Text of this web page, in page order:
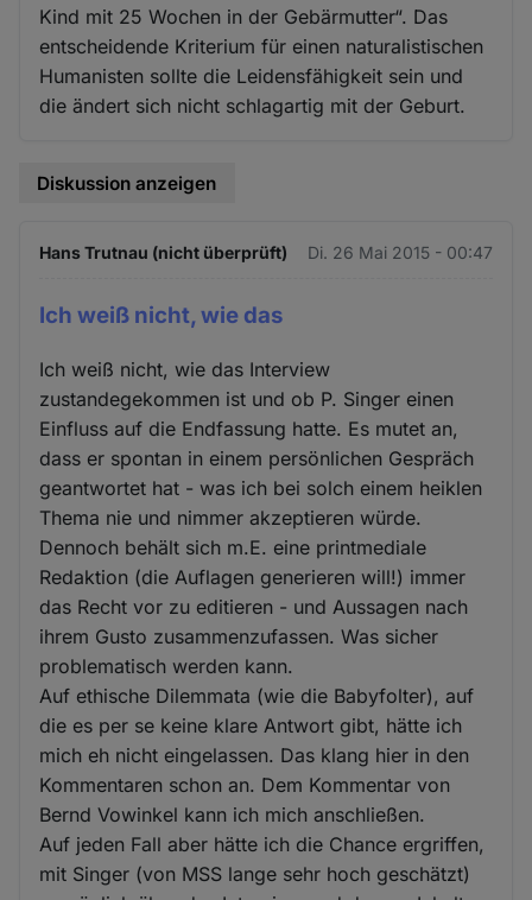
Kind mit 25 Wochen in der Gebärmutter“. Das
entscheidende Kriterium für einen naturalistischen
Humanisten sollte die Leidensfähigkeit sein und
die ändert sich nicht schlagartig mit der Geburt.
Diskussion anzeigen
Hans Trutnau (nicht überprüft) Di. 26 Mai 2015 - 00:47
Ich weiß nicht, wie das
Ich weiß nicht, wie das Interview
zustandegekommen ist und ob P. Singer einen
Einfluss auf die Endfassung hatte. Es mutet an,
dass er spontan in einem persönlichen Gespräch
geantwortet hat - was ich bei solch einem heiklen
Thema nie und nimmer akzeptieren würde.
Dennoch behält sich m.E. eine printmediale
Redaktion (die Auflagen generieren will!) immer
das Recht vor zu editieren - und Aussagen nach
ihrem Gusto zusammenzufassen. Was sicher
problematisch werden kann.
Auf ethische Dilemmata (wie die Babyfolter), auf
die es per se keine klare Antwort gibt, hätte ich
mich eh nicht eingelassen. Das klang hier in den
Kommentaren schon an. Dem Kommentar von
Bernd Vowinkel kann ich mich anschließen.
Auf jeden Fall aber hätte ich die Chance ergriffen,
mit Singer (von MSS lange sehr hoch geschätzt)